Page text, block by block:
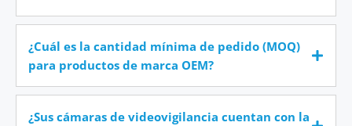
¿Cuál es la cantidad mínima de pedido (MOQ)
para productos de marca OEM?
¿Sus cámaras de videovigilancia cuentan con la